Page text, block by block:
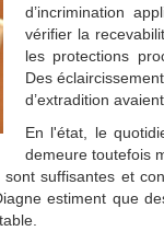
d’incrimination
vérifier la
les protections
Des
d’extradition
En l'état, le
demeure toutefois
suffisantes et
estiment que